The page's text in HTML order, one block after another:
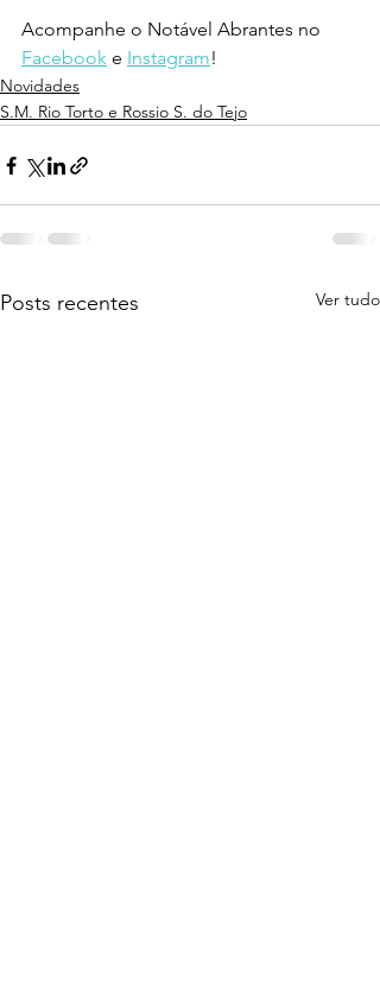
Acompanhe o Notável Abrantes no
Facebook e Instagram!
Novidades
S.M. Rio Torto e Rossio S. do Tejo
Posts recentes Ver tudo